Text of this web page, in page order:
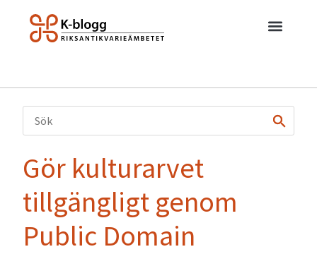
Gör kulturarvet
tillgängligt genom
Public Domain